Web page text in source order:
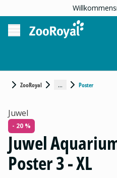
ZooRoyal ... Poster
Juwel
- 20 %
Juwel
Poster 3 - XL